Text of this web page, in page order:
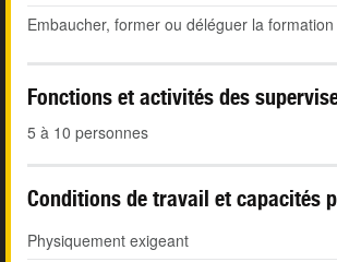
Embaucher, former ou déléguer la
Fonctions et activités des
5 à 10 personnes
Conditions de travail et capacités
Physiquement exigeant